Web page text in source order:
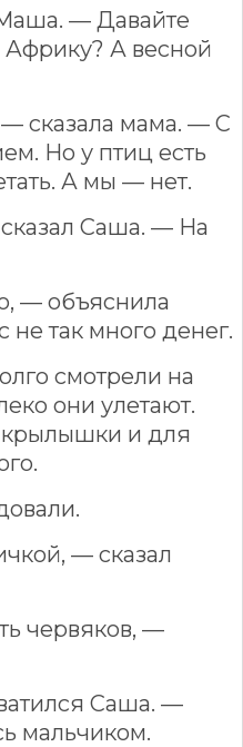
— Давайте
А весной
сказала мама. — С
Но у птиц есть
А мы — нет.
Саша. — На
— объяснила
так много денег.
смотрели на
они улетают.
крылышки и для
— сказал
червяков, —
Саша. —
мальчиком.